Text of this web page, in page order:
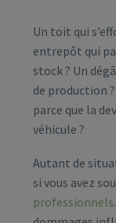
Un toit qui
entrepôt qui
stock ? Un
de production
parce que la
véhicule ?
Autant de
si vous avez
professionnels